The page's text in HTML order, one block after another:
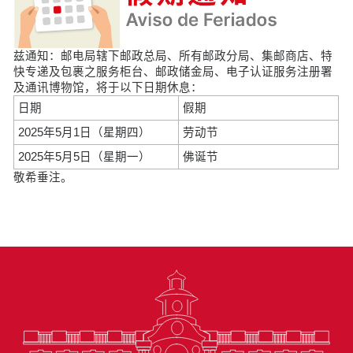
兹通知：邮电局辖下邮政总局、所有邮政分局、集邮商店、特
快专递及包裹之服务柜台、邮政储金局、电子认证服务注册署
及通讯博物馆，将于以下日期休息：
日期
假期
2025年5月1日（星期四）
劳动节
2025年5月5日（星期一）
佛诞节
敬希垂注。